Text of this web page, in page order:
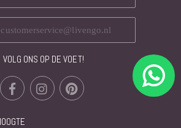
customerservice@livengo.nl
VOLG ONS OP DE VOET!